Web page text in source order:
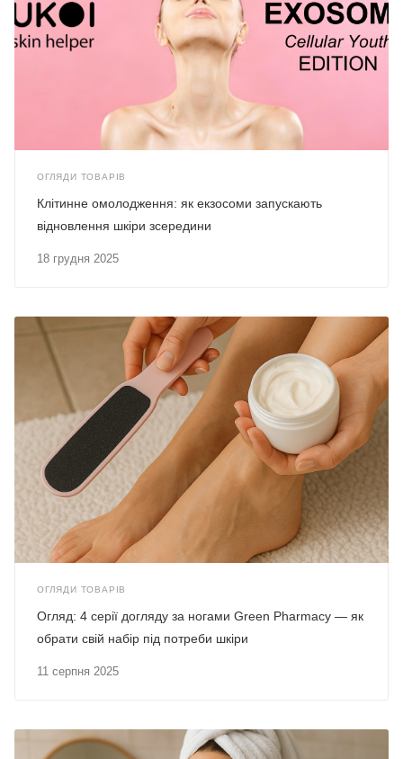
ОГЛЯДИ ТОВАРІВ
18 грудня 2025
Клітинне омолодження: як екзосоми запускають
відновлення шкіри зсередини
ОГЛЯДИ ТОВАРІВ
11 серпня 2025
Огляд: 4 серії догляду за ногами Green Pharmacy — як
обрати свій набір під потреби шкіри